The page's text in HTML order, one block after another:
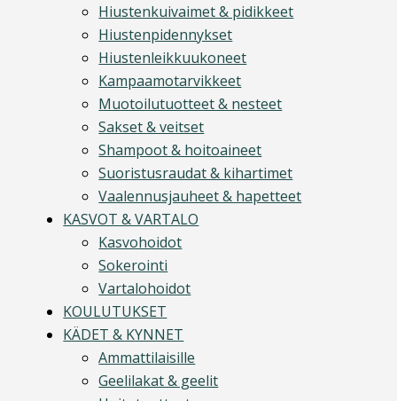
Hiustenkuivaimet & pidikkeet
Hiustenpidennykset
Hiustenleikkuukoneet
Kampaamotarvikkeet
Muotoilutuotteet & nesteet
Sakset & veitset
Shampoot & hoitoaineet
Suoristusraudat & kihartimet
Vaalennusjauheet & hapetteet
KASVOT & VARTALO
Kasvohoidot
Sokerointi
Vartalohoidot
KOULUTUKSET
KÄDET & KYNNET
Ammattilaisille
Geelilakat & geelit